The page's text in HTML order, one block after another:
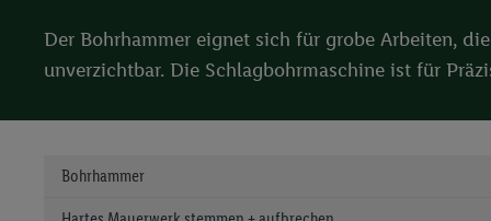
Der Bohrhammer eignet sich für grobe Arbeiten,
unverzichtbar. Die Schlagbohrmaschine ist für
Bohrhammer
Liste der